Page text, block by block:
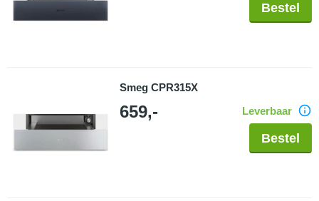
Bestel
Smeg CPR315X
659,- Leverbaar
Bestel